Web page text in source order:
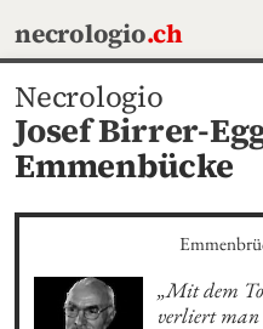
necrologio.ch
Necrologio
Josef Birrer-
Emmenbücke
„Mit dem
verliert man